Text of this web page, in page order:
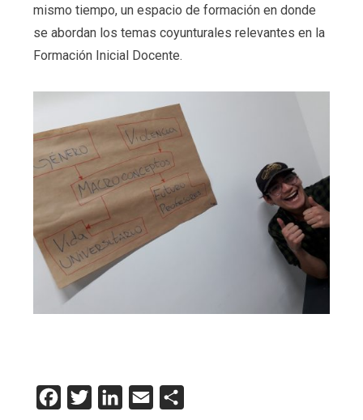
mismo tiempo, un espacio de formación en donde
se abordan los temas coyunturales relevantes en la
Formación Inicial Docente.
Facebook
Twitter LinkedInEmail